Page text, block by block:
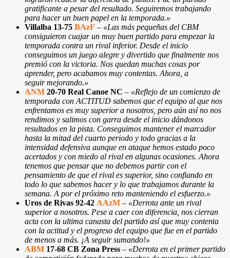
gratificante a pesar del resultado. Seguiremos trabajando
para hacer un buen papel en la temporada.»
Villalba 13-75 BAzF – «Las más pequeñas del CBM
consiguieron cuajar un muy buen partido para empezar la
temporada contra un rival inferior. Desde el inicio
conseguimos un juego alegre y divertido que finalmente nos
premió con la victoria. Nos quedan muchas cosas por
aprender, pero acabamos muy contentas. Ahora, a
seguir mejorando.»
ANM 20-70 Real Canoe NC – «Reflejo de un comienzo de
temporada con ACTITUD sabemos que el equipo al que nos
enfrentamos es muy superior a nosotros, pero aún así no nos
rendimos y salimos con garra desde el inicio dándonos
resultados en la pista. Conseguimos mantener el marcador
hasta la mitad del cuarto periodo y todo gracias a la
intensidad defensiva aunque en ataque hemos estado poco
acertados y con miedo al rival en algunas ocasiones. Ahora
tenemos que pensar que no debemos partir con el
pensamiento de que el rival es superior, sino confiando en
todo lo que sabemos hacer y lo que trabajamos durante la
semana. A por el próximo reto manteniendo el esfuerzo.»
Uros de Rivas 92-42 AAzM – «Derrota ante un rival
superior a nosotros. Pese a caer con diferencia, nos cierran
acta con la ultima canasta del partido así que muy contenta
con la actitud y el progreso del equipo que fue en el partido
de menos a más. ¡A seguir sumando!»
ABM 17-68 CB Zona Press – «Derrota en el primer partido